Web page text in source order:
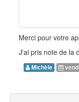
Merci pour votre
J'ai pris note de la
Michèle